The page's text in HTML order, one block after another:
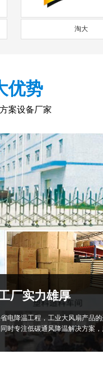
淘大
优势
案设备厂家
厂实力雄厚
电降温工程，工业大风扇产品
时专注低碳通风降温解决方案